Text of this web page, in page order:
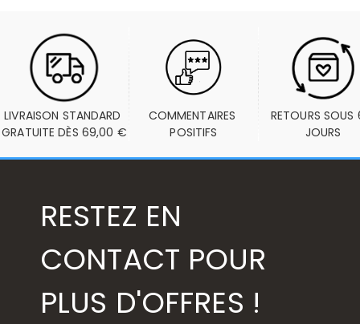
LIVRAISON STANDARD
GRATUITE DÈS 69,00 €
COMMENTAIRES
POSITIFS
RETOURS SOUS
JOURS
RESTEZ EN
CONTACT POUR
PLUS D'OFFRES !